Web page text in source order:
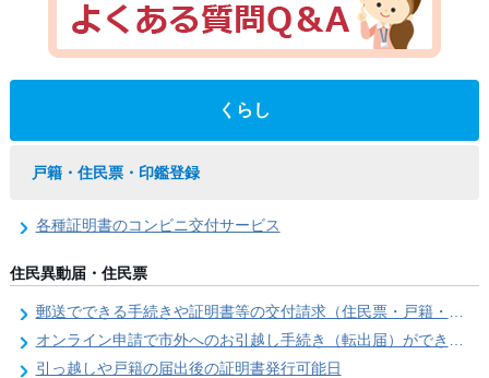
くらし
戸籍・住民票・印鑑登録
各種証明書のコンビニ交付サービス
住民異動届・住民票
郵送でできる手続きや証明書等の交付請求（住民票・戸籍・国民年金関係）
オンライン申請で市外へのお引越し手続き（転出届）ができます
引っ越しや戸籍の届出後の証明書発行可能日